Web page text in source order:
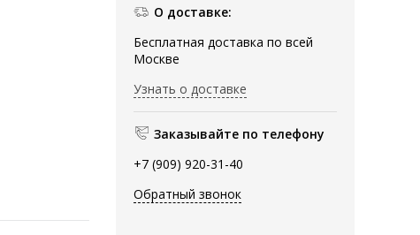
О доставке:
Бесплатная доставка по всей
Москве
Узнать о доставке
Заказывайте по телефону
+7 (909) 920-31-40
Обратный звонок